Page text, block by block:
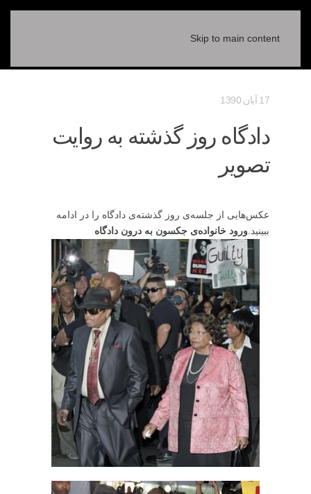
Skip to main content
17 آبان 1390
دادگاه روز گذشته به روایت
تصویر
عکس‌هایی از جلسه‌ی روز گذشته‌ی دادگاه را در ادامه
ببینید. ورود خانواده‌ی جکسون به درون دادگاه